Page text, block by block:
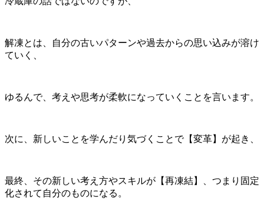
解凍とは、自分の古いパターンや過去からの思い込みが溶け
ていく、
ゆるんで、考えや思考が柔軟になっていくことを言います。
次に、新しいことを学んだり気づくことで【変革】が起き、
最終、その新しい考え方やスキルが【再凍結】、つまり固定
化されて自分のものになる。